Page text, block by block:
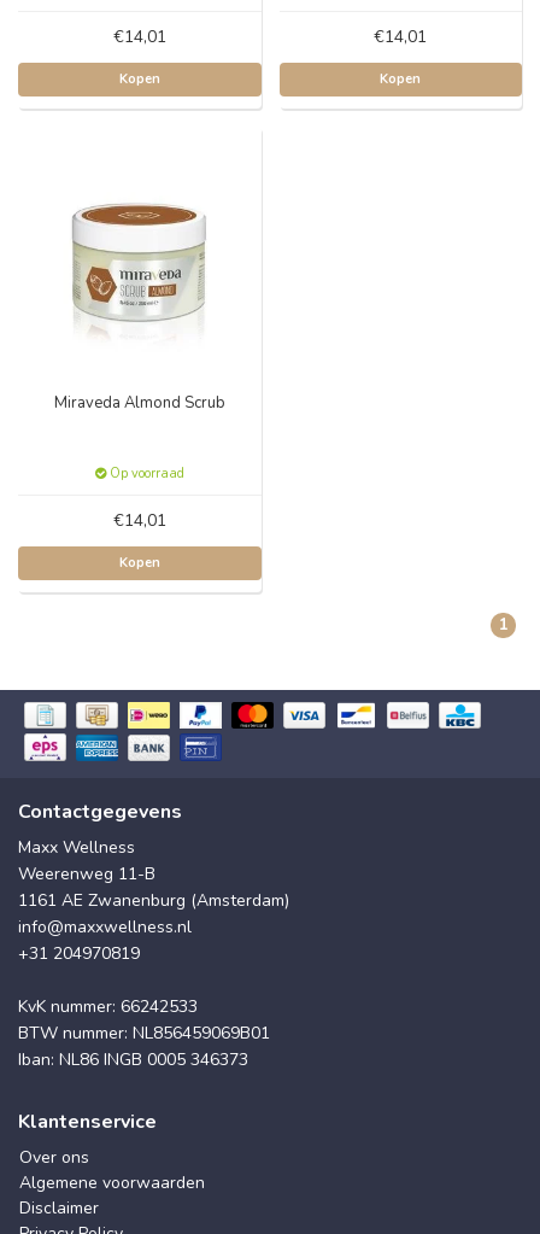
€14,01
Kopen
€14,01
Kopen
Miraveda Almond Scrub
Op voorraad
€14,01
Kopen
1
Contactgegevens
Maxx Wellness
Weerenweg 11-B
1161 AE Zwanenburg (Amsterdam)
info@maxxwellness.nl
+31 204970819
KvK nummer: 66242533
BTW nummer: NL856459069B01
Iban: NL86 INGB 0005 346373
Klantenservice
Over ons
Algemene voorwaarden
Disclaimer